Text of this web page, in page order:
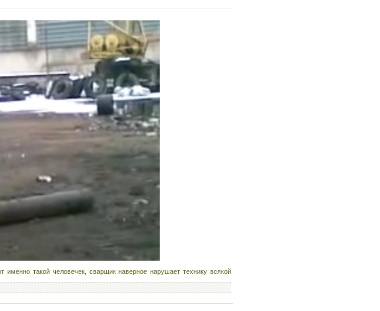
такой человечек, сварщик наверное нарушает технику всякой